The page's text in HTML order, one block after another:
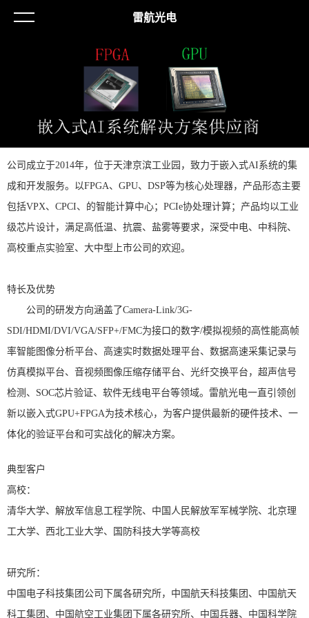
雷航光电
公司成立于2014年，位于天津京滨工业园，致力于嵌入式AI系统的集
成和开发服务。以FPGA、GPU、DSP等为核心处理器，产品形态主要
包括VPX、CPCI、的智能计算中心；PCIe协处理计算；产品均以工业
级芯片设计，满足高低温、抗震、盐雾等要求，深受中电、中科院、
高校重点实验室、大中型上市公司的欢迎。
特长及优势
公司的研发方向涵盖了Camera-Link/3G-
SDI/HDMI/DVI/VGA/SFP+/FMC为接口的数字/模拟视频的高性能高帧
率智能图像分析平台、高速实时数据处理平台、数据高速采集记录与
仿真模拟平台、音视频图像压缩存储平台、光纤交换平台，超声信号
检测、 SOC芯片验证、软件无线电平台等领域。雷航光电一直引领创
新以嵌入式GPU+FPGA为技术核心，为客户提供最新的硬件技术、一
体化的验证平台和可实战化的解决方案。
典型客户
高校：
清华大学、解放军信息工程学院、中国人民解放军军械学院、北京理
工大学、西北工业大学、国防科技大学等高校
研究所：
中国电子科技集团公司下属各研究所，中国航天科技集团、中国航天
科工集团、中国航空工业集团下属各研究所、 中国兵器、中国科学院